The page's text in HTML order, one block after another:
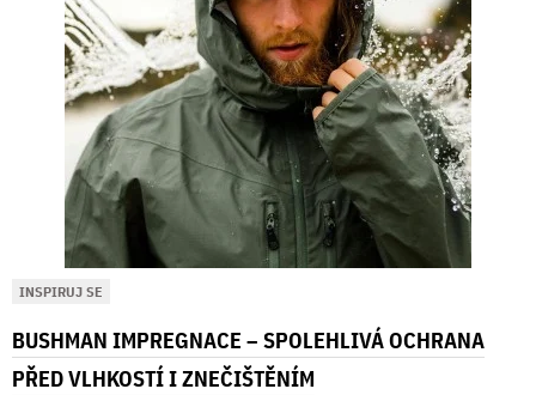
INSPIRUJ SE
BUSHMAN IMPREGNACE – SPOLEHLIVÁ OCHRANA
PŘED VLHKOSTÍ I ZNEČIŠTĚNÍM